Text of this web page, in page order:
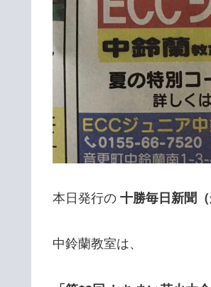
本日発行の 十勝毎日新聞（
中鈴蘭教室は、